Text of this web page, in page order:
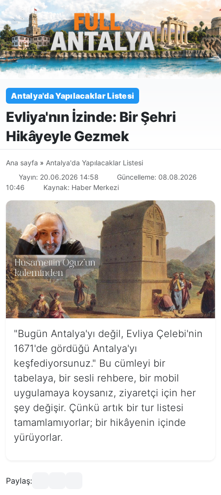
Antalya'da Yapılacaklar Listesi
Evliya'nın İzinde: Bir Şehri
Hikâyeyle Gezmek
Ana sayfa » Antalya'da Yapılacaklar Listesi
Yayın: 20.06.2026 14:58
Güncelleme: 08.08.2026
10:46
Kaynak: Haber Merkezi
"Bugün Antalya'yı değil, Evliya Çelebi'nin
1671'de gördüğü Antalya'yı
keşfediyorsunuz." Bu cümleyi bir
tabelaya, bir sesli rehbere, bir mobil
uygulamaya koysanız, ziyaretçi için her
şey değişir. Çünkü artık bir tur listesi
tamamlamıyorlar; bir hikâyenin içinde
yürüyorlar.
Paylaş: